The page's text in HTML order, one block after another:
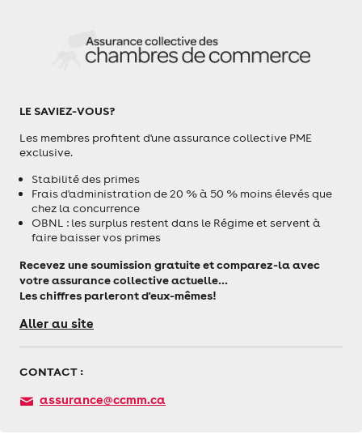
LE SAVIEZ-VOUS?
Les membres profitent d'une assurance collective PME
exclusive.
Stabilité des primes
Frais d'administration de 20 % à 50 % moins élevés que
chez la concurrence
OBNL : les surplus restent dans le Régime et servent à
faire baisser vos primes
Recevez une soumission gratuite et comparez-la avec
votre assurance collective actuelle…
Les chiffres parleront d'eux-mêmes!
Aller au site
CONTACT :
assurance@ccmm.ca